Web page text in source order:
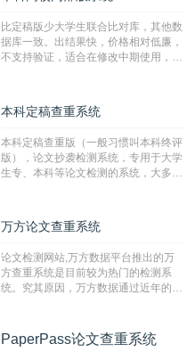
比定稿版少大学生联合比对库，其他数
据库一致。出结果快，价格相对低廉，
不支持验证，适合在修改中期使用，定
本科定稿查重系统
本科定稿查重版（一般习惯叫本科终评
版），论文抄袭检测系统，专用于大学
生专、本科等论文检测的系统，大多数
万方论文查重系统
论文检测网站,万方数据平台推出的万
方查重系统是目前较为热门的检测系
统。究其原因，万方数据通过近年的发
检测系统，其真实性和权威性无可厚
非。其次，相对于知网而言，万方检测
PaperPass论文查重系统